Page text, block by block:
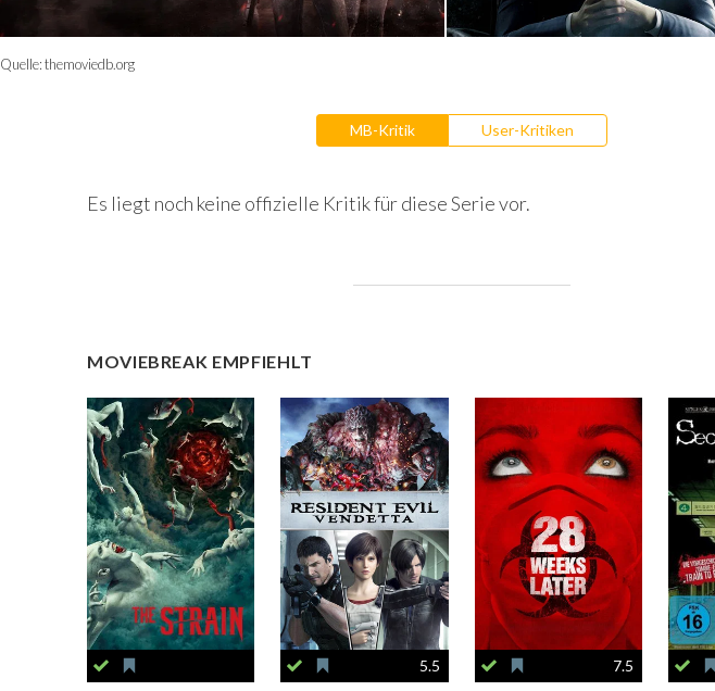
Quelle:themoviedb.org
MB-Kritik User-Kritiken
Es liegt noch keine offizielle Kritik für diese Serie vor.
MOVIEBREAK EMPFIEHLT
5.5 7.5